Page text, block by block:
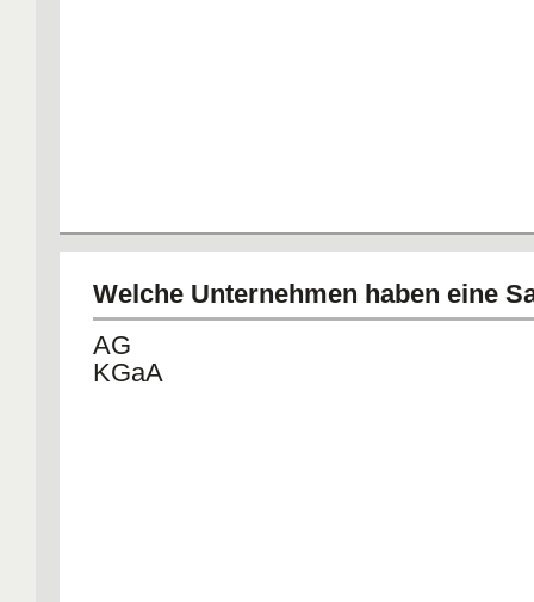
Welche Unternehmen haben eine
AG
KGaA